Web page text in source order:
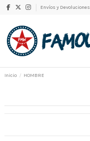
Envíos y Devoluciones
Inicio HOMBRE